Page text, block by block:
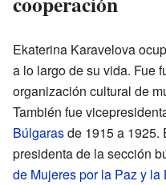
Ekaterina Karavelova
a lo largo de su vida. Fue
organización cultural de
También fue
Búlgarasde 1915 a 1925.
presidenta de la sección
de Mujeres por la Paz y la